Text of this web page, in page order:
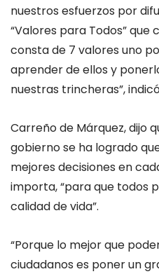
nuestros esfuerzos por
“Valores para Todos” que
consta de 7 valores uno
aprender de ellos y
nuestras trincheras”,
Carreño de Márquez, dijo
gobierno se ha logrado
mejores decisiones en
importa, “para que todos
calidad de vida”.
“Porque lo mejor que
ciudadanos es poner un